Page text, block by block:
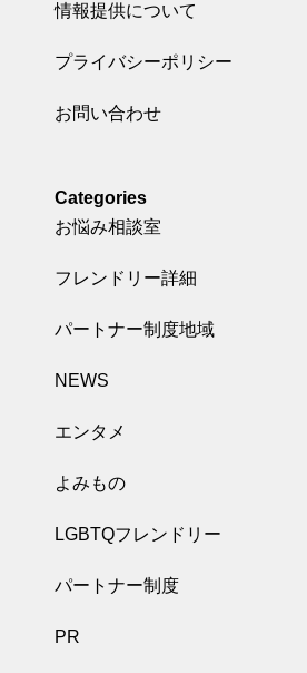
情報提供について
プライバシーポリシー
お問い合わせ
Categories
お悩み相談室
フレンドリー詳細
パートナー制度地域
NEWS
エンタメ
よみもの
LGBTQフレンドリー
パートナー制度
PR